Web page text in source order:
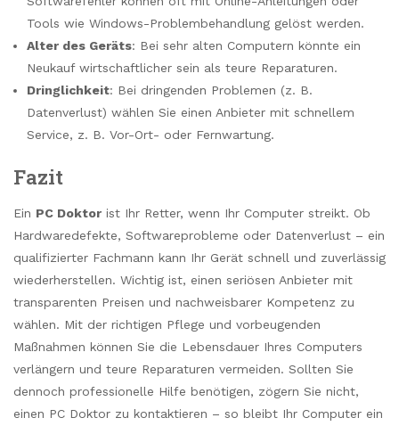
Tools wie Windows-Problembehandlung gelöst werden.
Alter des Geräts: Bei sehr alten Computern könnte ein
Neukauf wirtschaftlicher sein als teure Reparaturen.
Dringlichkeit: Bei dringenden Problemen (z. B.
Datenverlust) wählen Sie einen Anbieter mit schnellem
Service, z. B. Vor-Ort- oder Fernwartung.
Fazit
Ein PC Doktor ist Ihr Retter, wenn Ihr Computer streikt. Ob
Hardwaredefekte, Softwareprobleme oder Datenverlust – ein
qualifizierter Fachmann kann Ihr Gerät schnell und zuverlässig
wiederherstellen. Wichtig ist, einen seriösen Anbieter mit
transparenten Preisen und nachweisbarer Kompetenz zu
wählen. Mit der richtigen Pflege und vorbeugenden
Maßnahmen können Sie die Lebensdauer Ihres Computers
verlängern und teure Reparaturen vermeiden. Sollten Sie
dennoch professionelle Hilfe benötigen, zögern Sie nicht,
einen PC Doktor zu kontaktieren – so bleibt Ihr Computer ein